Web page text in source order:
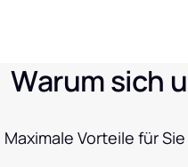
Warum sich
Maximale Vorteile für